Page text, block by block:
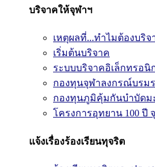
บริจาคให้จุฬาฯ
เหตุผลที่...ทำไมต้องบริจ
เริ่มต้นบริจาค
ระบบบริจาคอิเล็กทรอนิ
กองทุนจุฬาลงกรณ์บรม
กองทุนภูมิคุ้มกันบำบัดม
โครงการอุทยาน 100 ปี
แจ้งเรื่องร้องเรียนทุจริต